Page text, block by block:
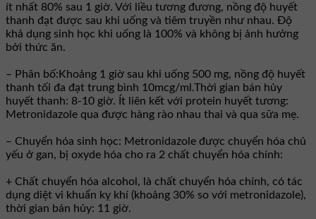
ít nhất 80% sau 1 giờ. Với liều tương đương, nồng độ huyết
thanh đạt được sau khi uống và tiêm truyền như nhau. Ðộ
khả dụng sinh học khi uống là 100% và không bị ảnh hưởng
bởi thức ăn.
– Phân bố:Khoảng 1 giờ sau khi uống 500 mg, nồng độ huyết
thanh tối đa đạt trung bình 10mcg/ml.Thời gian bán hủy
huyết thanh: 8-10 giờ. Ít liên kết với protein huyết tương:
Metronidazole qua được hàng rào nhau thai và qua sữa mẹ.
– Chuyển hóa sinh học: Metronidazole được chuyển hóa chủ
yếu ở gan, bị oxyde hóa cho ra 2 chất chuyển hóa chính:
+ Chất chuyển hóa alcohol, là chất chuyển hóa chính, có tác
dụng diệt vi khuẩn kỵ khí (khoảng 30% so với metronidazole),
thời gian bán hủy: 11 giờ.